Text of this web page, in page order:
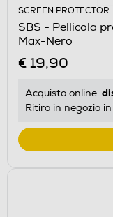
SCREEN PROTECTOR
SBS - Pellicola
Max-Nero
€ 19,90
Acquisto online:
Ritiro in negozio